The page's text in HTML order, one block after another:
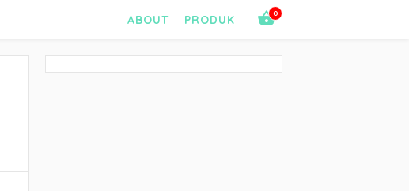
0
ABOUT PRODUK